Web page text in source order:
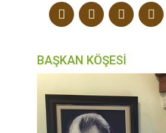
BAŞKAN KÖŞESİ